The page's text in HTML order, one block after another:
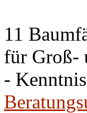
11
für Groß-
-